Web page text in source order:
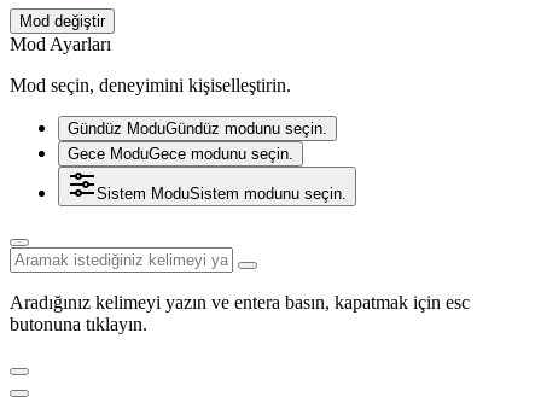
Mod değiştir
Mod Ayarları
Mod seçin, deneyimini kişiselleştirin.
Gündüz ModuGündüz modunu seçin.
Gece ModuGece modunu seçin.
Sistem ModuSistem modunu seçin.
Aradığınız kelimeyi yazın ve entera basın, kapatmak için esc
butonuna tıklayın.